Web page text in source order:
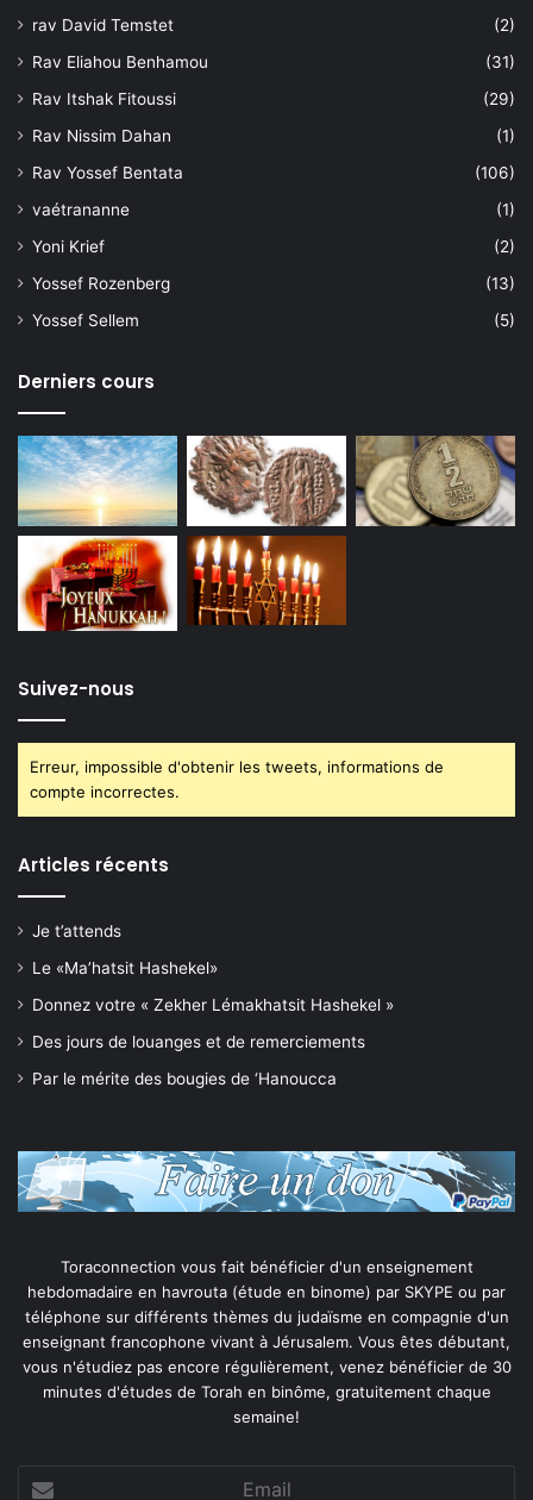
rav David Temstet
(2)
Rav Eliahou Benhamou
(31)
Rav Itshak Fitoussi
(29)
Rav Nissim Dahan
(1)
Rav Yossef Bentata
(106)
vaétrananne
(1)
Yoni Krief
(2)
Yossef Rozenberg
(13)
Yossef Sellem
(5)
Derniers cours
Suivez-nous
Erreur, impossible d'obtenir les tweets, informations de
compte incorrectes.
Articles récents
Je t’attends
Le «Ma’hatsit Hashekel»
Donnez votre « Zekher Lémakhatsit Hashekel »
Des jours de louanges et de remerciements
Par le mérite des bougies de ‘Hanoucca
Toraconnection vous fait bénéficier d'un enseignement
hebdomadaire en havrouta (étude en binome) par SKYPE ou par
téléphone sur différents thèmes du judaïsme en compagnie d'un
enseignant francophone vivant à Jérusalem. Vous êtes débutant,
vous n'étudiez pas encore régulièrement, venez bénéficier de 30
minutes d'études de Torah en binôme, gratuitement chaque
semaine!